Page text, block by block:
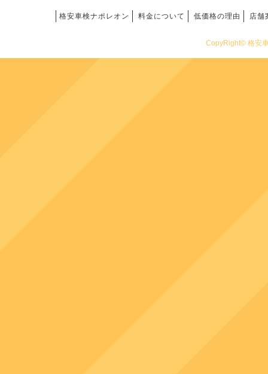
格安車検ナポレオン 料金について 低価格の理由 店舗
CopyRight© 格安